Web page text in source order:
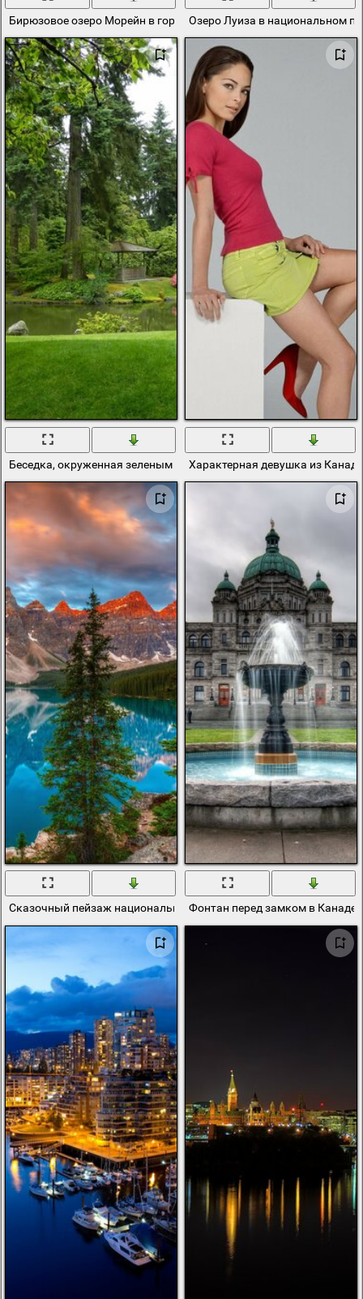
Бирюзовое озеро Морейн в горах КанадыОзеро Луиза в национальном
Беседка, окруженная зеленым лесом в КанадеХарактерная девушка из
Сказочный пейзаж национального парка в канаде
Фонтан перед замком в Канаде